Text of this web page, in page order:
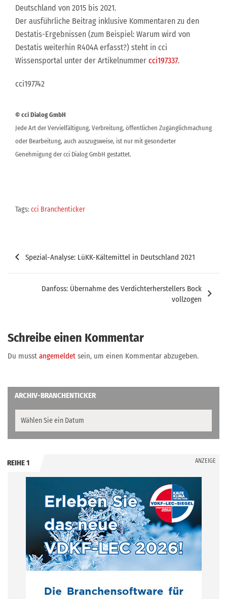
Deutschland von 2015 bis 2021.
Der ausführliche Beitrag inklusive Kommentaren zu den
Destatis-Ergebnissen (zum Beispiel: Warum wird von
Destatis weiterhin R404A erfasst?) steht in cci
Wissensportal unter der Artikelnummer cci197337.
cci197742
© cci Dialog GmbH
Jede Art der Vervielfältigung, Verbreitung, öffentlichen Zugänglichmachung
oder Bearbeitung, auch auszugsweise, ist nur mit gesonderter
Genehmigung der cci Dialog GmbH gestattet.
Tags:cci Branchenticker
Beitragsnavigation
Spezial-Analyse: LüKK-Kältemittel in Deutschland 2021
Danfoss: Übernahme des Verdichterherstellers Bock
vollzogen
Schreibe einen Kommentar
Du musst angemeldet sein, um einen Kommentar abzugeben.
ARCHIV-BRANCHENTICKER
REIHE 1 ANZEIGE